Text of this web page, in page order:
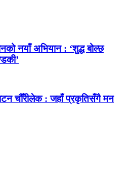
नयाँ अभियान : ‘शुद्ध बोल्छ
चौँरीलेक : जहाँ प्रकृतिसँगै मन